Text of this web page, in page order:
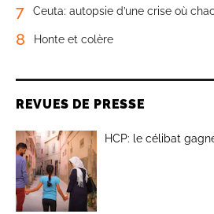
7 Ceuta: autopsie d’une crise où
8 Honte et colère
REVUES DE PRESSE
HCP: le célibat